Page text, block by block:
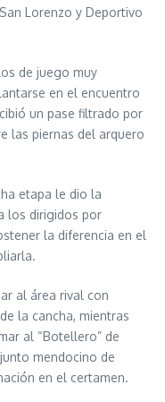
Lorenzo y Deportivo
de juego muy
en el encuentro
un pase filtrado por
las piernas del arquero
etapa le dio la
los dirigidos por
la diferencia en el
al área rival con
la cancha, mientras
al “Botellero” de
mendocino de
en el certamen.